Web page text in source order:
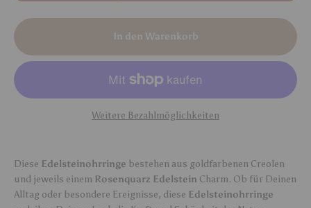
In den Warenkorb
Weitere Bezahlmöglichkeiten
Diese Edelsteinohrringe bestehen aus goldfarbenen Creolen
und jeweils einem Rosenquarz Edelstein Charm. Ob für Deinen
Alltag oder besondere Ereignisse, diese Edelsteinohrringe